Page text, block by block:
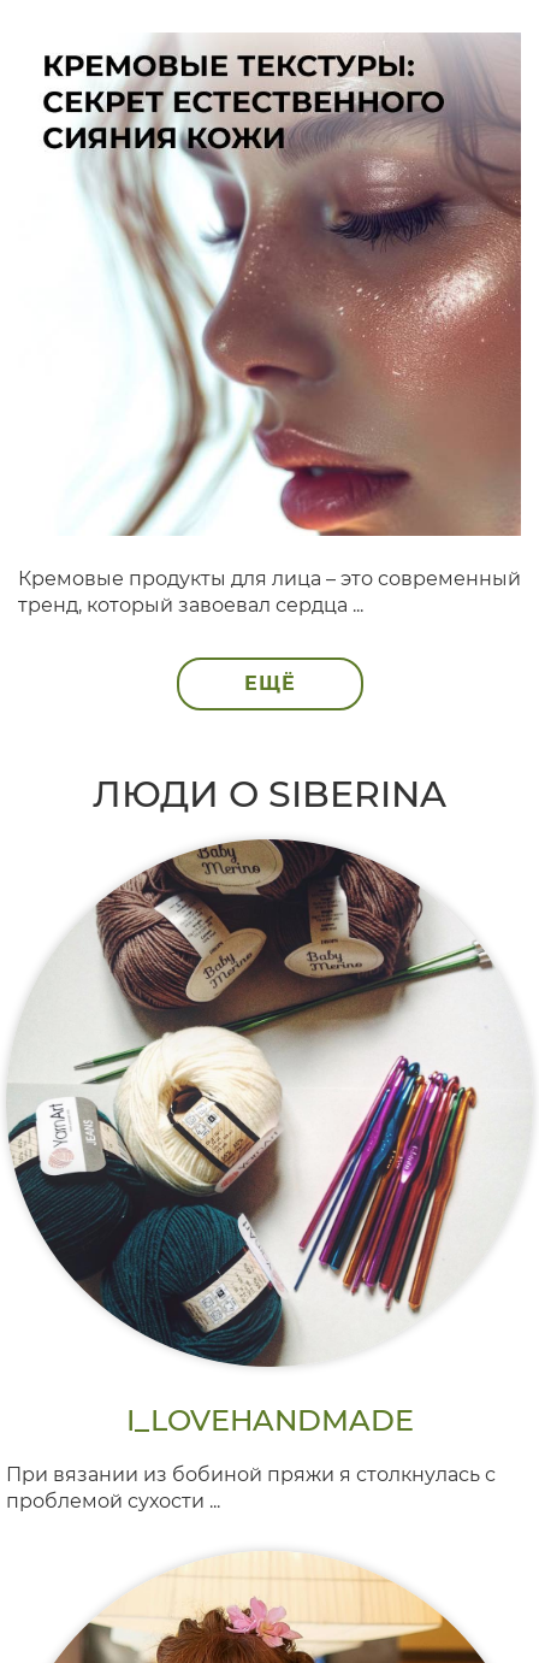
Кремовые продукты для лица – это современный
тренд, который завоевал сердца ...
ЕЩЁ
ЛЮДИ О SIBERINA
I_LOVEHANDMADE
При вязании из бобиной пряжи я столкнулась с
проблемой сухости ...